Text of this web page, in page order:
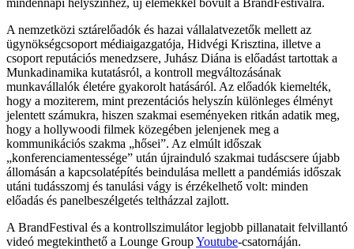
A nemzetközi sztárelőadók és hazai vállalatvezetők mellett az
ügynökségcsoport médiaigazgatója, Hidvégi Krisztina, illetve a
csoport reputációs menedzsere, Juhász Diána is előadást tartottak a
Munkadinamika kutatásról, a kontroll megváltozásának
munkavállalók életére gyakorolt hatásáról. Az előadók kiemelték,
hogy a moziterem, mint prezentációs helyszín különleges élményt
jelentett számukra, hiszen szakmai eseményeken ritkán adatik meg,
hogy a hollywoodi filmek közegében jelenjenek meg a
kommunikációs szakma „hősei”. Az elmúlt időszak
„konferenciamentessége” után újrainduló szakmai tudáscsere újabb
állomásán a kapcsolatépítés beindulása mellett a pandémiás időszak
utáni tudásszomj és tanulási vágy is érzékelhető volt: minden
előadás és panelbeszélgetés teltházzal zajlott.
A BrandFestival és a kontrollszimulátor legjobb pillanatait felvillantó
videó megtekinthető a Lounge GroupYoutube-csatornáján.